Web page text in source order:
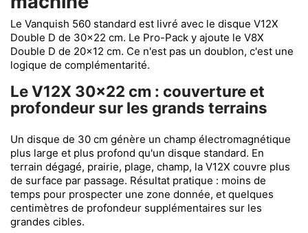
Le Vanquish 560 standard est livré avec le disque V12X
Double D de 30x22 cm. Le Pro-Pack y ajoute le V8X
Double D de 20x12 cm. Ce n'est pas un doublon, c'est une
logique de complémentarité.
Le V12X 30x22 cm : couverture et
profondeur sur les grands terrains
Un disque de 30 cm génère un champ électromagnétique
plus large et plus profond qu'un disque standard. En
terrain dégagé, prairie, plage, champ, la V12X couvre plus
de surface par passage. Résultat pratique : moins de
temps pour prospecter une zone donnée, et quelques
centimètres de profondeur supplémentaires sur les
grandes cibles.